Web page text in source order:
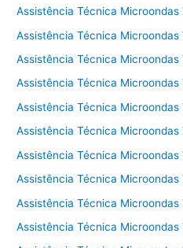
Assistência Técnica Microondas
Assistência Técnica Microondas
Assistência Técnica Microondas
Assistência Técnica Microondas
Assistência Técnica Microondas
Assistência Técnica Microondas
Assistência Técnica Microondas
Assistência Técnica Microondas
Assistência Técnica Microondas
Assistência Técnica Microondas